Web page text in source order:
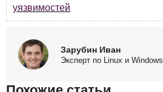
уязвимостей
Зарубин Иван
Эксперт по Linux и Windows